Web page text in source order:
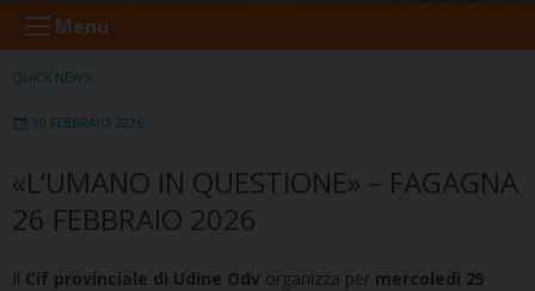
Menu
QUICK NEWS
10 FEBBRAIO 2026
«L’UMANO IN QUESTIONE» – FAGAGNA
26 FEBBRAIO 2026
Il Cif provinciale di Udine Odv organizza per mercoledì 25